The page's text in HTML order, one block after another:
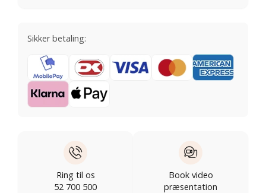
Sikker betaling:
Ring til os
52 700 500
Book video
præsentation